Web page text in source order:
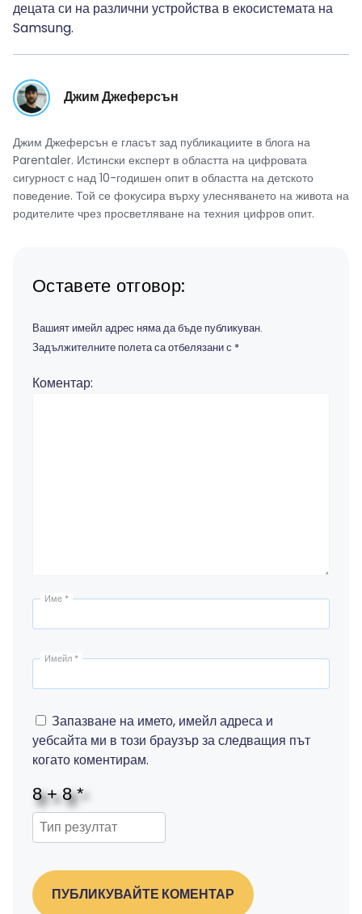
децата си на различни устройства в екосистемата на
Samsung.
Джим Джеферсън
Джим Джеферсън е гласът зад публикациите в блога на
Parentaler. Истински експерт в областта на цифровата
сигурност с над 10-годишен опит в областта на детското
поведение. Той се фокусира върху улесняването на живота на
родителите чрез просветляване на техния цифров опит.
Оставете отговор:
Вашият имейл адрес няма да бъде публикуван.
Задължителните полета са отбелязани с *
Коментар:
Име *
Имейл *
Запазване на името, имейл адреса и
уебсайта ми в този браузър за следващия път
когато коментирам.
ПУБЛИКУВАЙТЕ КОМЕНТАР